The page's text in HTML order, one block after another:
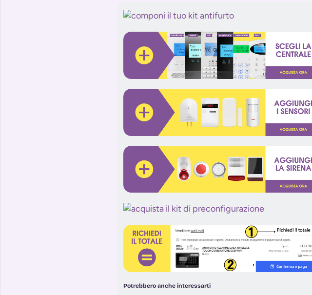
Potrebbero anche interessarti